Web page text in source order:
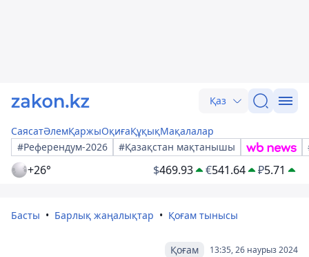
Қаз
СаясатӘлемҚаржыОқиғаҚұқықМақалалар
#Референдум-2026
#Қазақстан мақтанышы
+26° $469.93 €541.64 ₽5.71
Басты Барлық жаңалықтар Қоғам тынысы
13:35, 26 наурыз 2024
Қоғам